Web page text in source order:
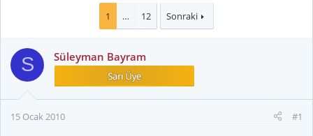
B
a
ş
t
l
ı
ç
t
e
e
1 … 12 Sonraki
S Süleyman Bayram
15 Ocak 2010 #1